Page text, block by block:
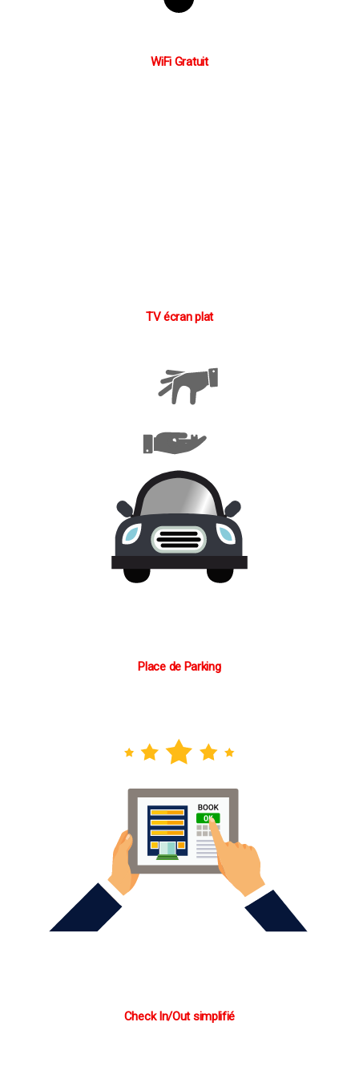
WiFi Gratuit
TV écran plat
Place de Parking
Check In/Out simplifié